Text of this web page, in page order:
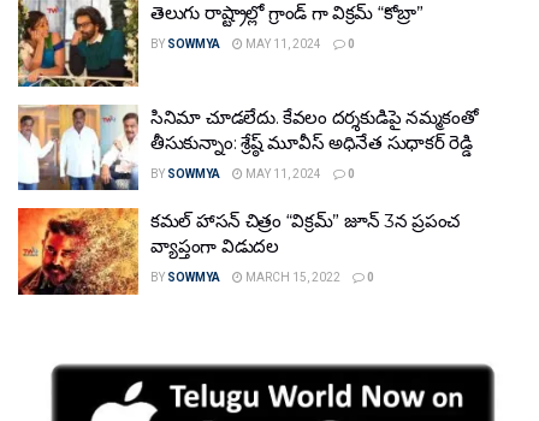
తెలుగు రాష్ట్రాల్లో గ్రాండ్ గా విక్రమ్ “కోబ్రా”
BY SOWMYA MAY 11, 2024 0
సినిమా చూడ‌లేదు. కేవ‌లం ద‌ర్శ‌కుడిపై న‌మ్మ‌కంతో
తీసుకున్నాం: శ్రేష్ఠ్ మూవీస్ అధినేత సుధాకర్ రెడ్డి
BY SOWMYA MAY 11, 2024 0
కమల్ హాసన్ చిత్రం “విక్రమ్” జూన్ 3న ప్రపంచ
వ్యాప్తంగా విడుదల
BY SOWMYA MARCH 15, 2022 0